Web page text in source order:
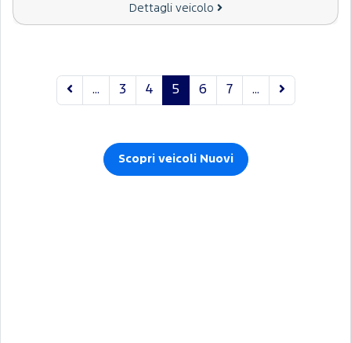
Dettagli veicolo
... 3 4 5 6 7 ...
Scopri veicoli Nuovi